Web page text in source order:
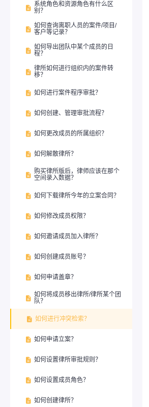
 系统角色和资源角色有什么区
别？
 如何查询离职人员的案件/项目/
客户等记录？
 如何导出团队中某个成员的日
程？
 律所如何进行组织内的案件转
移？
 如何进行案件程序审批？
 如何创建、管理审批流程？
 如何更改成员的所属组织？
 如何解散律所？
 购买律所版后，律师应该在那个
空间录入数据？
 如何下载律所今年的立案合同？
 如何修改成员权限？
 如何邀请成员加入律所？
 如何创建成员账号？
 如何申请盖章？
 如何将成员移出律所/律所某个团
队？
 如何进行冲突检索？
 如何申请立案？
 如何设置律所审批规则？
 如何设置成员角色？
 如何创建律所？